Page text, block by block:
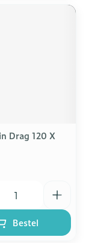
Drag 120 X
Bestel